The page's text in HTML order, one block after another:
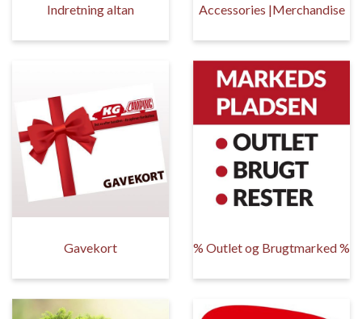
Indretning altan Accessories |Merchandise
Gavekort % Outlet og Brugtmarked %